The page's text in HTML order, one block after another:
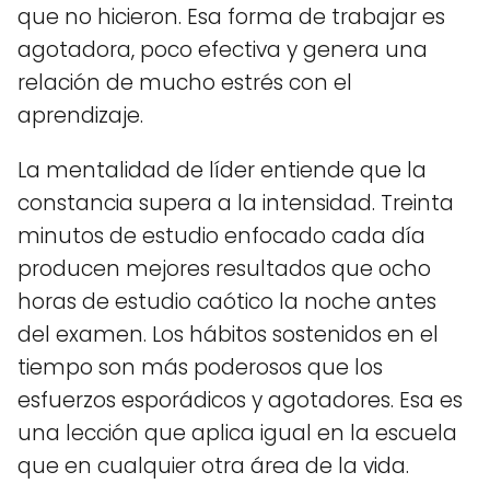
que no hicieron. Esa forma de trabajar es
agotadora, poco efectiva y genera una
relación de mucho estrés con el
aprendizaje.
La mentalidad de líder entiende que la
constancia supera a la intensidad. Treinta
minutos de estudio enfocado cada día
producen mejores resultados que ocho
horas de estudio caótico la noche antes
del examen. Los hábitos sostenidos en el
tiempo son más poderosos que los
esfuerzos esporádicos y agotadores. Esa es
una lección que aplica igual en la escuela
que en cualquier otra área de la vida.